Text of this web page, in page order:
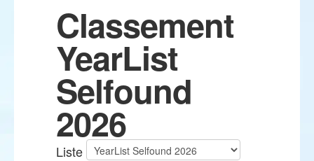
Classement
YearList
Selfound
2026
Liste